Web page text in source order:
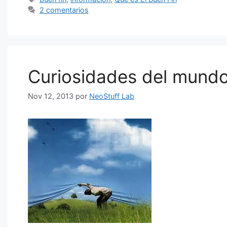
2 comentarios
Curiosidades del
Nov 12, 2013 por NeoStuff Lab